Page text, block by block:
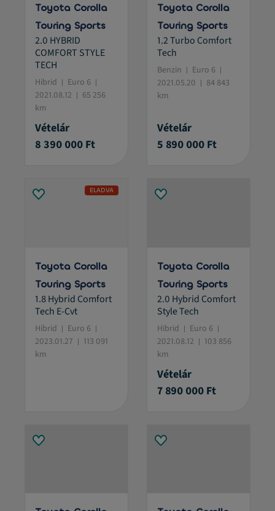
Toyota Corolla
Touring Sports
2.0 HYBRID
COMFORT STYLE
TECH
Hibrid
Euro 6
2021.08.12
65 256
km
Vételár
8 390 000 Ft
Toyota Corolla
Touring Sports
1.2 Turbo Comfort
Tech
Benzin
Euro 6
2021.05.20
84 843
km
Vételár
5 890 000 Ft
ELADVA
Toyota Corolla
Touring Sports
1.8 Hybrid Comfort
Tech E-Cvt
Hibrid
Euro 6
2023.01.27
113 091
km
Toyota Corolla
Touring Sports
2.0 Hybrid Comfort
Style Tech
Hibrid
Euro 6
2021.08.12
103 856
km
Vételár
7 890 000 Ft